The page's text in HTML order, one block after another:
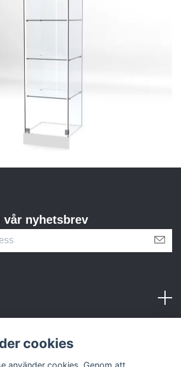
nyhetsbrev
cookies
använder cookies. Genom att